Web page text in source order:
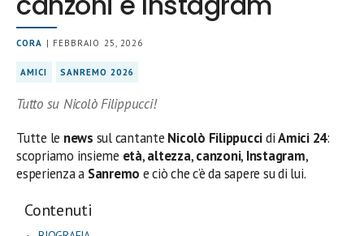
CORA | FEBBRAIO 25, 2026
AMICI SANREMO 2026
Tutto su Nicolò Filippucci!
Tutte le news sul cantante Nicolò FilippuccidiAmici 24:
scopriamo insieme età,altezza,canzoni, Instagram,
esperienza a Sanremo e ciò che c’è da sapere su di lui.
Contenuti